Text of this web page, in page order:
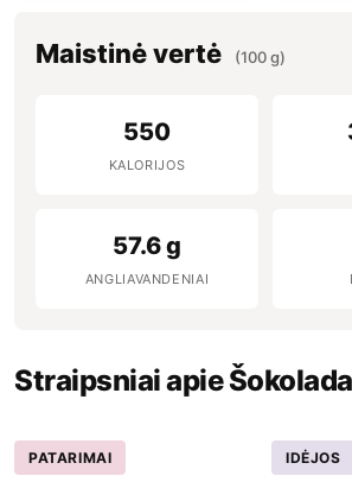
Maistinė vertė (100 g)
550
KALORIJOS
57.6 g
ANGLIAVANDENIAI
Straipsniai apie
PATARIMAI IDĖJOS